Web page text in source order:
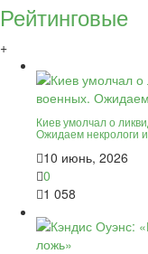
Рейтинговые
+
Киев умолчал о
Ожидаем некрологи
10 июнь, 2026
0
1 058